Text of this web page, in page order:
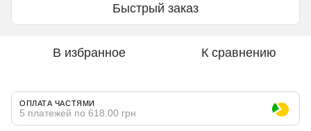
Быстрый заказ
В избранное К сравнению
ОПЛАТА ЧАСТЯМИ
5 платежей по 618.00 грн